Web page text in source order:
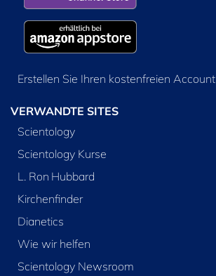
Erstellen Sie Ihren kostenfreien Account
VERWANDTE SITES
Scientology
Scientology Kurse
L. Ron Hubbard
Kirchenfinder
Dianetics
Wie wir helfen
Scientology Newsroom